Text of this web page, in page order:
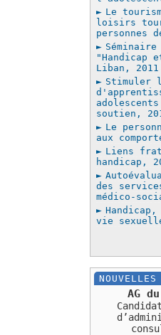
Le
loisirs
personnes
"Handicap
Liban, 2011
Stimuler
soutien,
Le
aux
Liens
handicap,
des
médico-
vie
AG